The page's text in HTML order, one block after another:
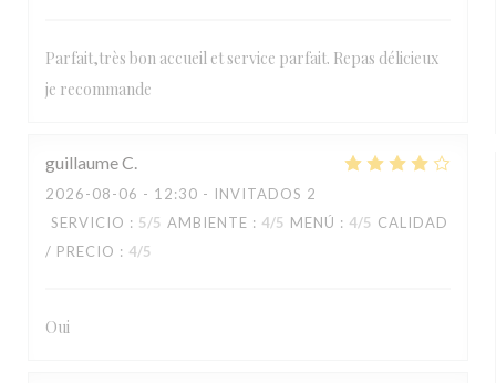
Parfait,très bon accueil et service parfait. Repas délicieux
je recommande
guillaumeC
2026-08-06 - 12:30 - INVITADOS 2
SERVICIO : 5/5 AMBIENTE : 4/5 MENÚ : 4/5 CALIDAD
/ PRECIO : 4/5
Oui